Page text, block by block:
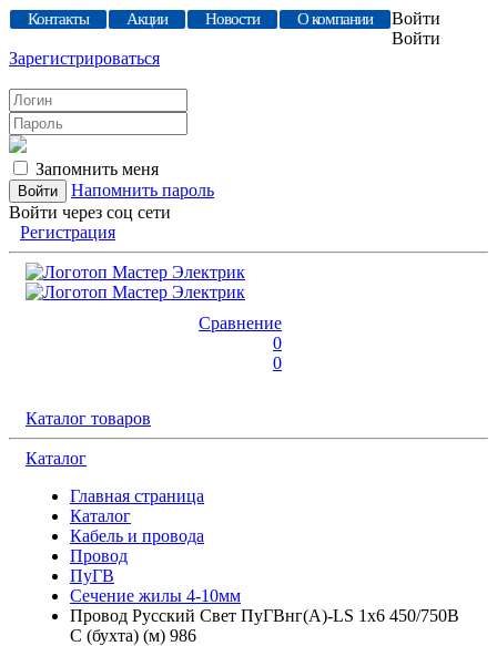
Контакты Акции Новости О компании
Войти
Войти
Зарегистрироваться
Запомнить меня
Напомнить пароль
Войти через соц сети
Регистрация
Сравнение
0
0
Каталог товаров
Каталог
Главная страница
Каталог
Кабель и провода
Провод
ПуГВ
Сечение жилы 4-10мм
Провод Русский Свет ПуГВнг(А)-LS 1х6 450/750В
С (бухта) (м) 986